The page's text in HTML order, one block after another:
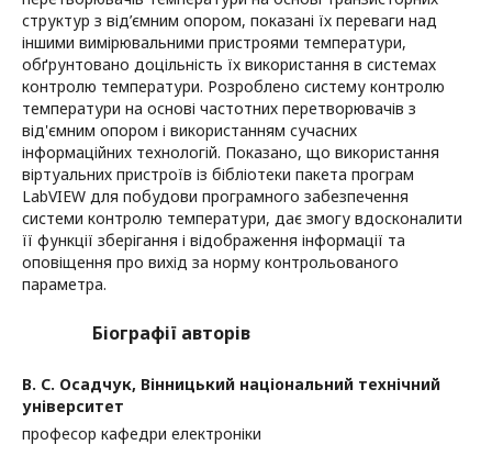
структур з від’ємним опором, показані їх переваги над
іншими вимірювальними пристроями температури,
обґрунтовано доцільність їх використання в системах
контролю температури. Розроблено систему контролю
температури на основі частотних перетворювачів з
від'ємним опором і використанням сучасних
інформаційних технологій. Показано, що використання
віртуальних пристроїв із бібліотеки пакета програм
LabVIEW для побудови програмного забезпечення
системи контролю температури, дає змогу вдосконалити
її функції зберігання і відображення інформації та
оповіщення про вихід за норму контрольованого
параметра.
Біографії авторів
В. С. Осадчук, Вінницький національний технічний
університет
професор кафедри електроніки